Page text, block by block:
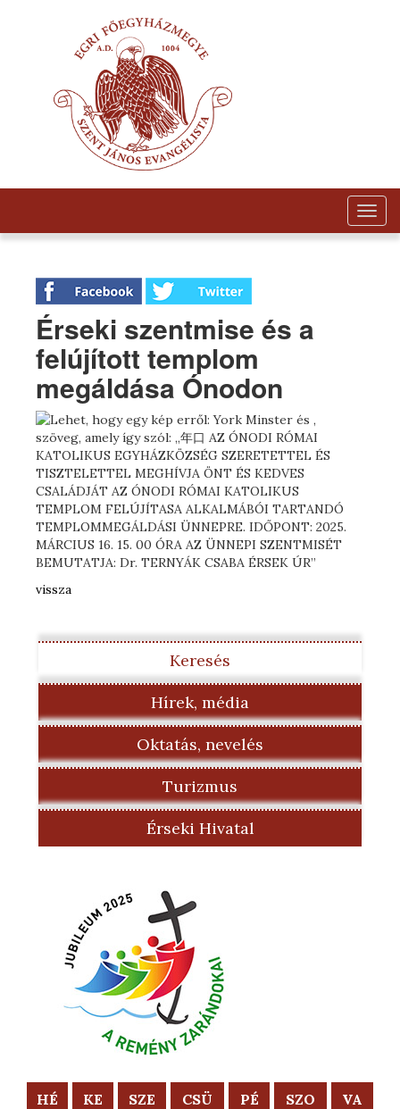
Érseki szentmise és a
felújított templom
megáldása Ónodon
vissza
Keresés
Hírek, média
Oktatás, nevelés
Turizmus
Érseki Hivatal
HÉ KE SZE CSÜ PÉ SZO VA